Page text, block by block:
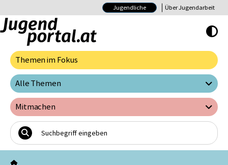
Jugendliche Über Jugendarbeit
Hoher Kontrast
Themen im Fokus
Alle Themen
Mitmachen